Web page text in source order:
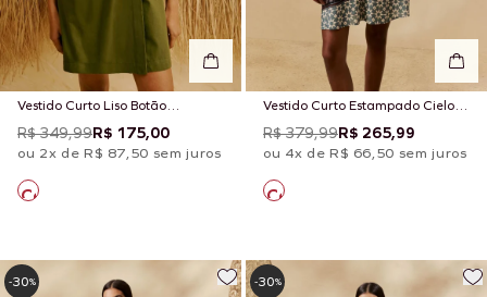
Vestido Curto Liso Botão
Orgânico
R$ 349,99R$ 175,00
ou 2x de R$ 87,50 sem juros
Vestido Curto Estampado Cielo
Inca
R$ 379,99R$ 265,99
ou 4x de R$ 66,50 sem juros
-30% -30%